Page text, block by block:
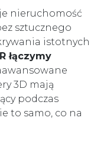
nieruchomość
sztucznego
istotnych
łączymy
3D mają
podczas
to samo, co na